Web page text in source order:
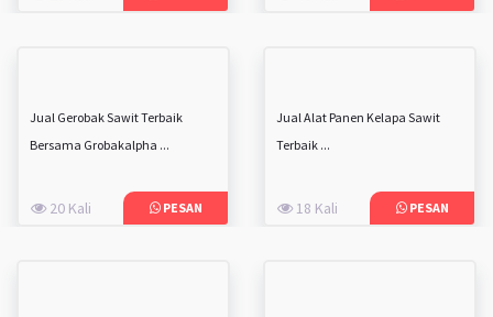
Jual Gerobak Sawit Terbaik
Bersama Grobakalpha ...
20 Kali PESAN
Jual Alat Panen Kelapa Sawit
Terbaik ...
18 Kali PESAN